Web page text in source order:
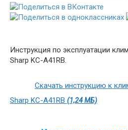
Инструкция по эксплуатации
Sharp KC-A41RB.
Скачать инструкцию к
Sharp KC-A41RB (1,24 МБ)